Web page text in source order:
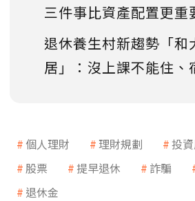
三件事比資產配置更重
退休養生村新趨勢「和
居」：沒上課不能住、
個人理財 理財規劃 投
股票
提早退休 詐騙
退休金